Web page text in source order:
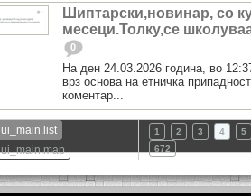
Шиптарски,новинар, со
месеци.Толку,се
0
На ден 24.03.2026 година, во
врз основа на етничка
коментар...
ui_main.list
ui_main.map
1 2 3 4
5
672